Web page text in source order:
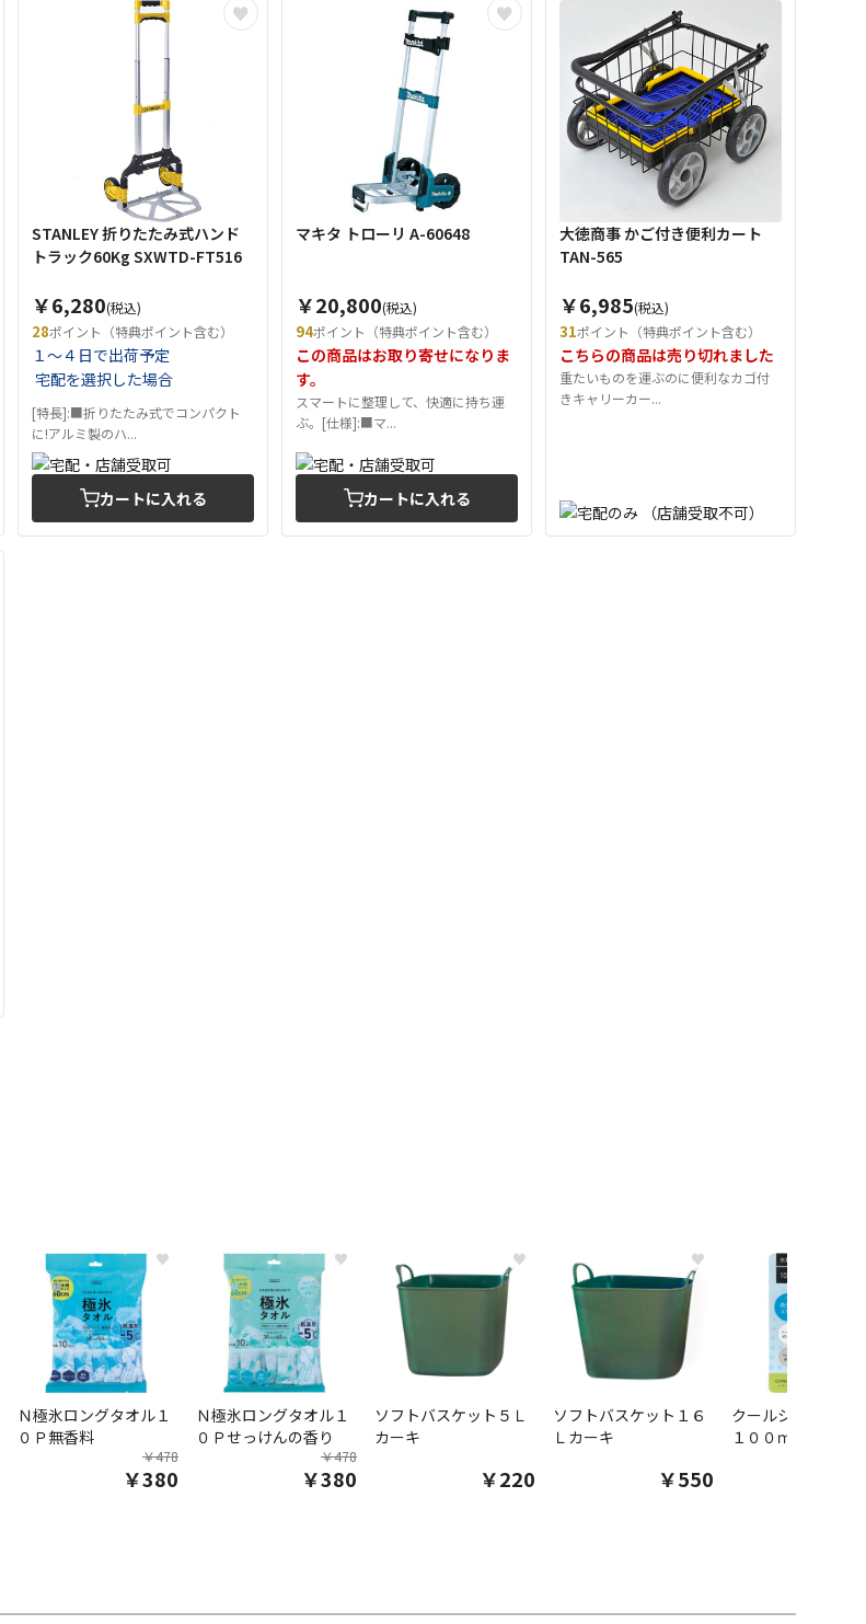
STANLEY 折りたたみ式ハンド
トラック60Kg SXWTD-FT516
￥6,280(税込)
28ポイント（特典ポイント含む）
１～４日で出荷予定
宅配を選択した場合
[特長]:■折りたたみ式でコンパクト
に!アルミ製のハ...
カートに入れる
マキタ トローリ A-60648
￥20,800(税込)
94ポイント（特典ポイント含む）
この商品はお取り寄せになりま
す。
スマートに整理して、快適に持ち運
ぶ。[仕様]:■マ...
カートに入れる
大徳商事 かご付き便利カート
TAN-565
￥6,985(税込)
31ポイント（特典ポイント含む）
こちらの商品は売り切れました
重たいものを運ぶのに便利なカゴ付
きキャリーカー...
♥
Ｎ極氷ロングタオル１
０Ｐ無香料
￥478
￥380
♥
Ｎ極氷ロングタオル１
０Ｐせっけんの香り
￥478
￥380
♥
ソフトバスケット５Ｌ
カーキ
￥220
♥
ソフトバスケット１６
Ｌカーキ
￥550
クールシャツスプ
１００ｍｌ